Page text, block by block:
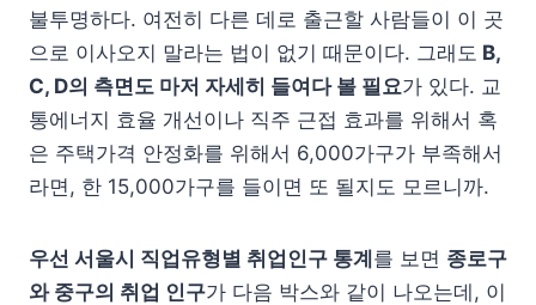
불투명하다. 여전히 다른 데로 출근할 사람들이 이 곳
으로 이사오지 말라는 법이 없기 때문이다. 그래도 B,
C, D의 측면도 마저 자세히 들여다 볼 필요가 있다. 교
통에너지 효율 개선이나 직주 근접 효과를 위해서 혹
은 주택가격 안정화를 위해서 6,000가구가 부족해서
라면, 한 15,000가구를 들이면 또 될지도 모르니까.
우선 서울시 직업유형별 취업인구 통계 를 보면 종로구
와 중구의 취업 인구가 다음 박스와 같이 나오는데, 이